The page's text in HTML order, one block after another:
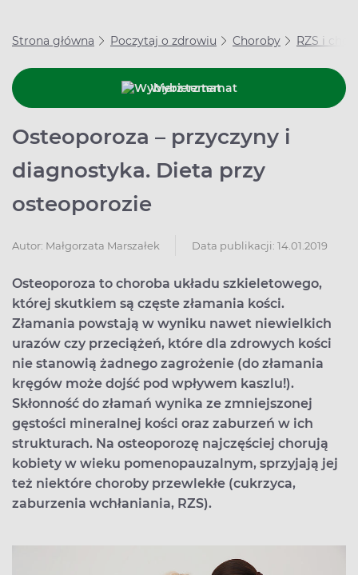
Strona główna Poczytaj o zdrowiu Choroby RZS i
Wybierz temat
Osteoporoza – przyczyny i
diagnostyka. Dieta przy
osteoporozie
Autor: Małgorzata Marszałek Data publikacji: 14.01.2019
Osteoporoza to choroba układu szkieletowego,
której skutkiem są częste złamania kości.
Złamania powstają w wyniku nawet niewielkich
urazów czy przeciążeń, które dla zdrowych kości
nie stanowią żadnego zagrożenie (do złamania
kręgów może dojść pod wpływem kaszlu!).
Skłonność do złamań wynika ze zmniejszonej
gęstości mineralnej kości oraz zaburzeń w ich
strukturach. Na osteoporozę najczęściej chorują
kobiety w wieku pomenopauzalnym, sprzyjają jej
też niektóre choroby przewlekłe (cukrzyca,
zaburzenia wchłaniania, RZS).